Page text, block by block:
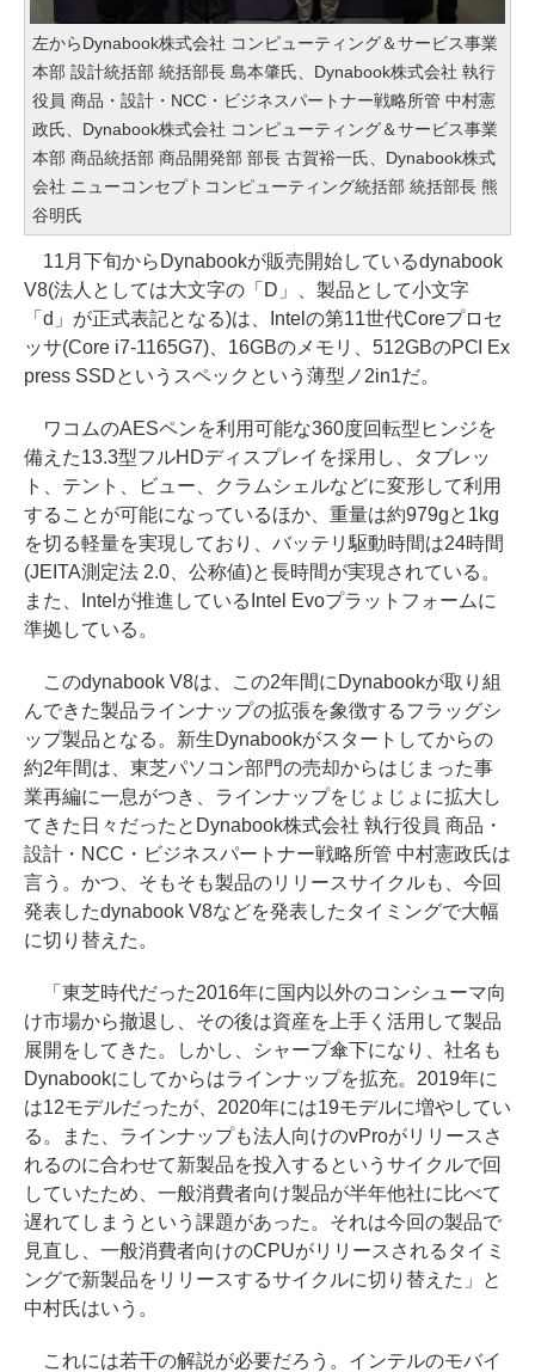
左からDynabook株式会社 コンピューティング＆サービス事業
本部 設計統括部 統括部長 島本肇氏、Dynabook株式会社 執行
役員 商品・設計・NCC・ビジネスパートナー戦略所管 中村憲
政氏、Dynabook株式会社 コンピューティング＆サービス事業
本部 商品統括部 商品開発部 部長 古賀裕一氏、Dynabook株式
会社 ニューコンセプトコンピューティング統括部 統括部長 熊
谷明氏
11月下旬からDynabookが販売開始しているdynabook
V8(法人としては大文字の「D」、製品として小文字
「d」が正式表記となる)は、Intelの第11世代Coreプロセ
ッサ(Core i7-1165G7)、16GBのメモリ、512GBのPCI Ex
press SSDというスペックという薄型ノ2in1だ。
ワコムのAESペンを利用可能な360度回転型ヒンジを
備えた13.3型フルHDディスプレイを採用し、タブレッ
ト、テント、ビュー、クラムシェルなどに変形して利用
することが可能になっているほか、重量は約979gと1kg
を切る軽量を実現しており、バッテリ駆動時間は24時間
(JEITA測定法 2.0、公称値)と長時間が実現されている。
また、Intelが推進しているIntel Evoプラットフォームに
準拠している。
このdynabook V8は、この2年間にDynabookが取り組
んできた製品ラインナップの拡張を象徴するフラッグシ
ップ製品となる。新生Dynabookがスタートしてからの
約2年間は、東芝パソコン部門の売却からはじまった事
業再編に一息がつき、ラインナップをじょじょに拡大し
てきた日々だったとDynabook株式会社 執行役員 商品・
設計・NCC・ビジネスパートナー戦略所管 中村憲政氏は
言う。かつ、そもそも製品のリリースサイクルも、今回
発表したdynabook V8などを発表したタイミングで大幅
に切り替えた。
「東芝時代だった2016年に国内以外のコンシューマ向
け市場から撤退し、その後は資産を上手く活用して製品
展開をしてきた。しかし、シャープ傘下になり、社名も
Dynabookにしてからはラインナップを拡充。2019年に
は12モデルだったが、2020年には19モデルに増やしてい
る。また、ラインナップも法人向けのvProがリリースさ
れるのに合わせて新製品を投入するというサイクルで回
していたため、一般消費者向け製品が半年他社に比べて
遅れてしまうという課題があった。それは今回の製品で
見直し、一般消費者向けのCPUがリリースされるタイミ
ングで新製品をリリースするサイクルに切り替えた」と
中村氏はいう。
これには若干の解説が必要だろう。インテルのモバイ